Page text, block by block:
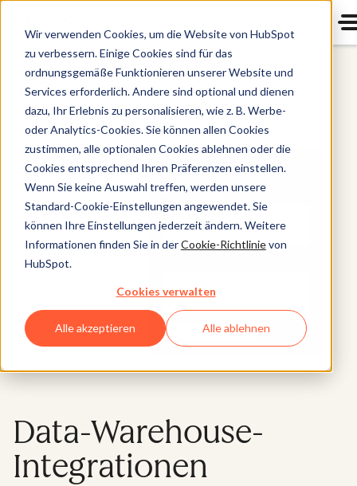
Wir verwenden Cookies, um die Website von HubSpot
zu verbessern. Einige Cookies sind für das
ordnungsgemäße Funktionieren unserer Website und
Services erforderlich. Andere sind optional und dienen
dazu, Ihr Erlebnis zu personalisieren, wie z. B. Werbe-
oder Analytics-Cookies. Sie können allen Cookies
zustimmen, alle optionalen Cookies ablehnen oder die
Cookies entsprechend Ihren Präferenzen einstellen.
Wenn Sie keine Auswahl treffen, werden unsere
Standard-Cookie-Einstellungen angewendet. Sie
können Ihre Einstellungen jederzeit ändern. Weitere
Informationen finden Sie in derCookie-Richtlinievon
HubSpot.
Cookies verwalten
Alle akzeptieren Alle ablehnen
Data Hub
Data-Warehouse-
Integrationen